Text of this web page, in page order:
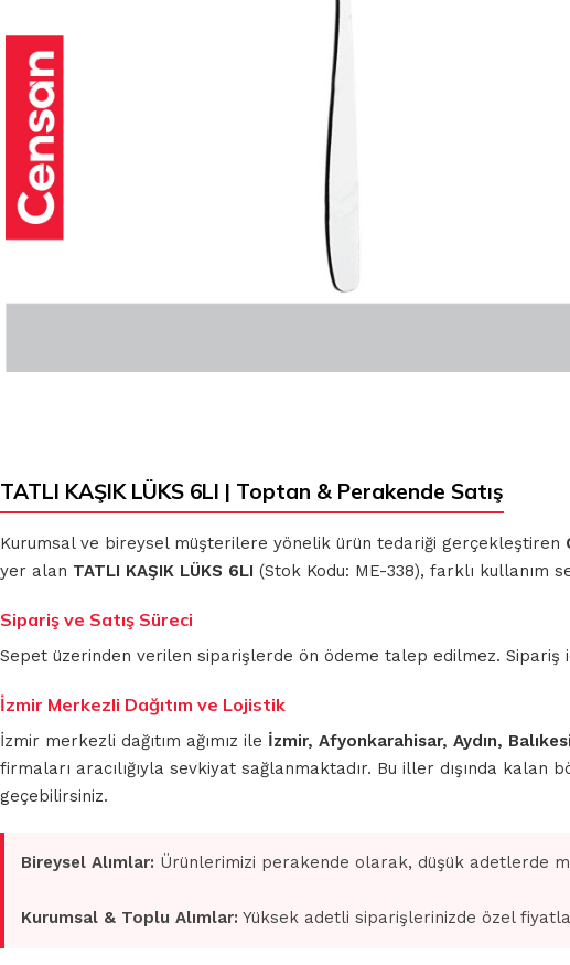
BEZLER
MUHTELİF
TEMİZLİK
BEZLERİ
TEMİZLİK
BEZLERİ
MİKROFİBER
OTO GRUBU
TATLI KAŞIK LÜKS 6LI | Toptan & Perakende Satış
Kurumsal ve bireysel müşterilere yönelik ürün tedariği gerçekleştiren
yer alan TATLI KAŞIK LÜKS 6LI (Stok Kodu: ME-338), farklı kullanım
Sipariş ve Satış Süreci
Sepet üzerinden verilen siparişlerde ön ödeme talep edilmez.
İzmir Merkezli Dağıtım ve Lojistik
İzmir merkezli dağıtım ağımız ile İzmir, Afyonkarahisar, Aydın,
firmaları aracılığıyla sevkiyat sağlanmaktadır. Bu iller dışında
geçebilirsiniz.
Bireysel Alımlar: Ürünlerimizi perakende olarak, düşük adetlerde
Kurumsal & Toplu Alımlar: Yüksek adetli siparişlerinizde özel